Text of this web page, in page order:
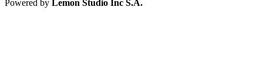
Powered by Lemon Studio Inc S.A.